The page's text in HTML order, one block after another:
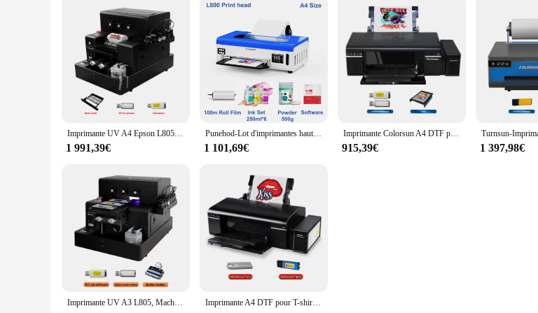
Imprimante UV A4 Epson L805 pour coque de téléphone, imprimante UV à plat avec VarjuvenUV DTF, autocollant pour bouteille Golf, stylos en PVC acrylique
1 991,39€
Punehod-Lot d'imprimantes haute résolution, machine d'impression directe sur film, idéal pour t-shirt bricolage, A4, L800, Dtf, four, 8.2 pouces
1 101,69€
Imprimante Colorsun A4 DTF pour imprimante de t-shirt Epson L805 Impresora dtf Imprimante de transfert DTF pour t-shirts, sweats à capuche, chaussures
915,39€ 1 397,98€
Imprimante UV A3 L805, Machine d'impression à plat, imprimante d'autocollants A4 UV DTF pour stylo acrylique métal bois imprimante UV A3 UV DTF Printer Imprimante A4 DTF pour T-shirt Epson L805, machine d'impression directe sur film, transfert sur tissu